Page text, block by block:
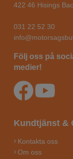
422 46 Hisings
031 22 52 30
Följ oss på
medier!
Kundtjänst &
Kontakta oss
Om oss